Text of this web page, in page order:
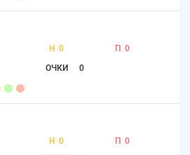
Н 0 П 0
ОЧКИ 0
Н 0 П 0